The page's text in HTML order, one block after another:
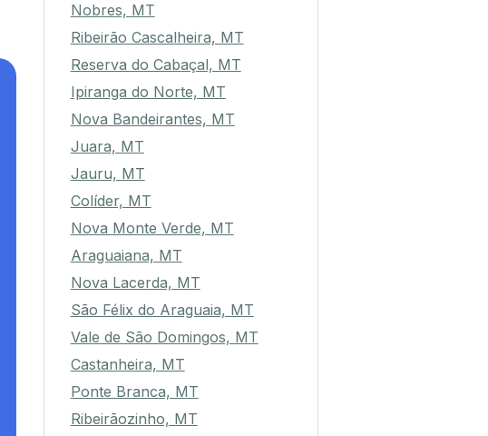
Nobres, MT
Ribeirão Cascalheira, MT
Reserva do Cabaçal, MT
Ipiranga do Norte, MT
Nova Bandeirantes, MT
Juara, MT
Jauru, MT
Colíder, MT
Nova Monte Verde, MT
Araguaiana, MT
Nova Lacerda, MT
São Félix do Araguaia, MT
Vale de São Domingos, MT
Castanheira, MT
Ponte Branca, MT
Ribeirãozinho, MT